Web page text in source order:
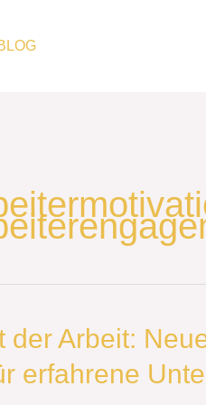
der Arbeit:
erfahrene